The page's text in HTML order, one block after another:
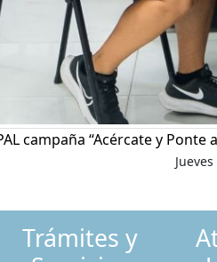
campaña “Acércate y
Trámites y